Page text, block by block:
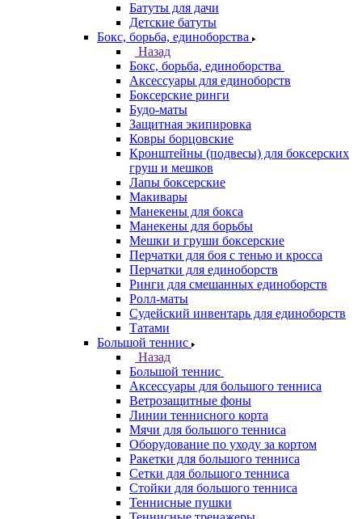
Батуты для дачи
Детские батуты
Бокс, борьба, единоборства
Назад
Бокс, борьба, единоборства
Аксессуары для единоборств
Боксерские ринги
Будо-маты
Защитная экипировка
Ковры борцовские
Кронштейны (подвесы) для боксерских
груш и мешков
Лапы боксерские
Макивары
Манекены для бокса
Манекены для борьбы
Мешки и груши боксерские
Перчатки для боя с тенью и кросса
Перчатки для единоборств
Ринги для смешанных единоборств
Ролл-маты
Судейский инвентарь для единоборств
Татами
Большой теннис
Назад
Большой теннис
Аксессуары для большого тенниса
Ветрозащитные фоны
Линии теннисного корта
Мячи для большого тенниса
Оборудование по уходу за кортом
Ракетки для большого тенниса
Сетки для большого тенниса
Стойки для большого тенниса
Теннисные пушки